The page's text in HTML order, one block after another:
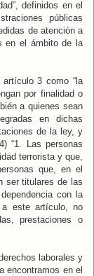
definidos en el
públicas
de atención a
en el ámbito de la
3 como “la
por finalidad o
a quienes sean
en dichas
de la ley, y
“1. Las personas
terrorista y que,
que, en el
ser titulares de las
con la
a este artículo, no
prestaciones o
laborales y
encontramos en el